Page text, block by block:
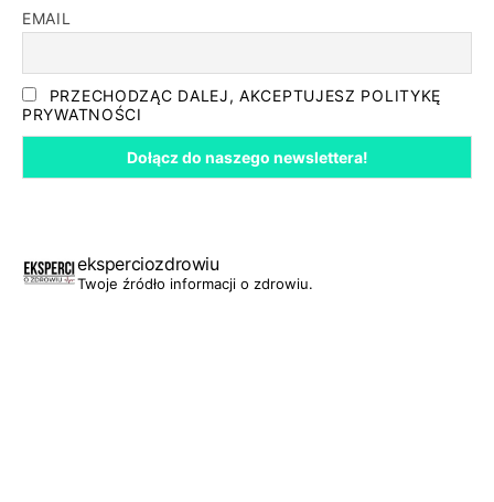
EMAIL
PRZECHODZĄC DALEJ, AKCEPTUJESZ POLITYKĘ
PRYWATNOŚCI
eksperciozdrowiu
Twoje źródło informacji o zdrowiu.